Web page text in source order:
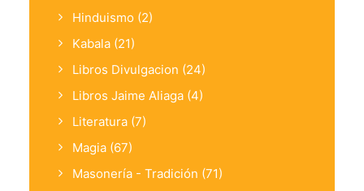
Hinduismo (2)
Kabala (21)
Libros Divulgacion (24)
Libros Jaime Aliaga (4)
Literatura (7)
Magia (67)
Masonería - Tradición (71)